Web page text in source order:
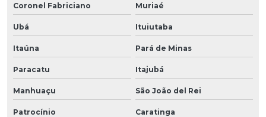
Coronel Fabriciano Muriaé
Ubá Ituiutaba
Itaúna Pará de Minas
Paracatu Itajubá
Manhuaçu São João del Rei
Patrocínio Caratinga